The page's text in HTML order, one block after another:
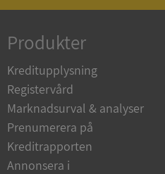
Produkter
Kreditupplysning
Registervård
Marknadsurval & analyser
Prenumerera på
Kreditrapporten
Annonsera i
ARRAffinity